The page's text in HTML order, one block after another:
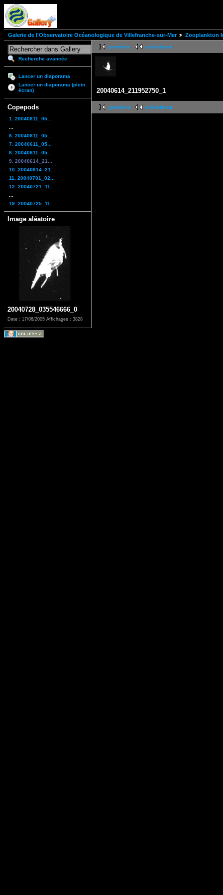
Galerie de l'Observatoire Océanologique de Villefranche-sur-Mer Zooplankton
Recherche avancée
Lancer un diaporama
Lancer un diaporama (plein
écran)
Copepods
1. 20040611_05...
6. 20040611_05...
7. 20040611_05...
8. 20040611_05...
9. 20040614_21...
10. 20040614_21...
11. 20040701_02...
12. 20040721_11...
19. 20040725_11...
Image aléatoire
20040728_035546666_0
Date : 17/06/2005 Affichages : 3828
première précédente
20040614_211952750_1
première précédente